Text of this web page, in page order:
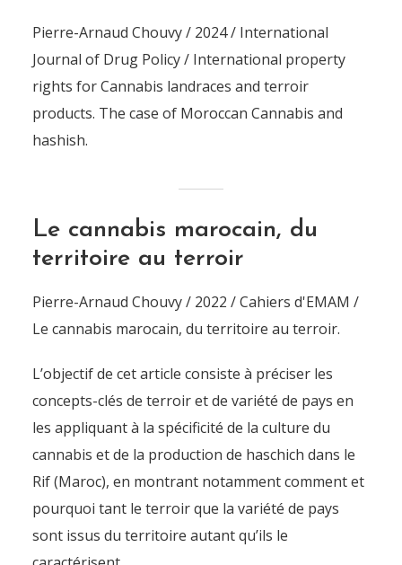
Pierre-Arnaud Chouvy / 2024 / International
Journal of Drug Policy / International property
rights for Cannabis landraces and terroir
products. The case of Moroccan Cannabis and
hashish.
Le cannabis marocain, du
territoire au terroir
Pierre-Arnaud Chouvy / 2022 / Cahiers d'EMAM /
Le cannabis marocain, du territoire au terroir.
L’objectif de cet article consiste à préciser les
concepts-clés de terroir et de variété de pays en
les appliquant à la spécificité de la culture du
cannabis et de la production de haschich dans le
Rif (Maroc), en montrant notamment comment et
pourquoi tant le terroir que la variété de pays
sont issus du territoire autant qu’ils le